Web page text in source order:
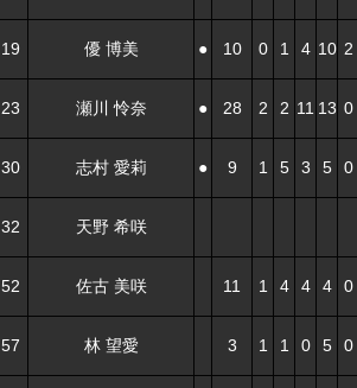
19 優 博美 ● 10 0 1 4 10 2
23 瀬川 怜奈 ● 28 2 2 11 13 0
30 志村 愛莉 ● 9 1 5 3 5 0
32 天野 希咲
52 佐古 美咲 11 1 4 4 4 0
57 林 望愛 3 1 1 0 5 0